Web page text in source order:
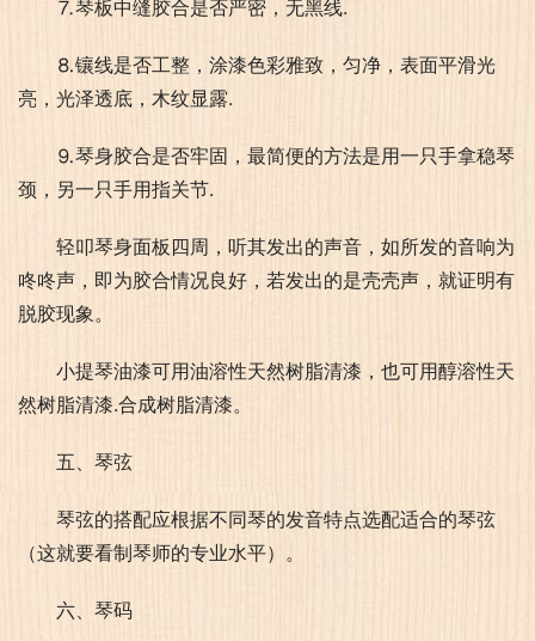
⒎琴板中缝胶合是否严密，无黑线.
⒏镶线是否工整，涂漆色彩雅致，匀净，表面平滑光
亮，光泽透底，木纹显露.
⒐琴身胶合是否牢固，最简便的方法是用一只手拿稳琴
颈，另一只手用指关节.
轻叩琴身面板四周，听其发出的声音，如所发的音响为
咚咚声，即为胶合情况良好，若发出的是壳壳声，就证明有
脱胶现象。
小提琴油漆可用油溶性天然树脂清漆，也可用醇溶性天
然树脂清漆.合成树脂清漆。
五、琴弦
琴弦的搭配应根据不同琴的发音特点选配适合的琴弦
（这就要看制琴师的专业水平）。
六、琴码